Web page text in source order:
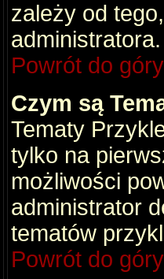
zależy od
administratora.
Powrót do góry
Czym są
Tematy
tylko na
możliwości
administrator
tematów
Powrót do góry